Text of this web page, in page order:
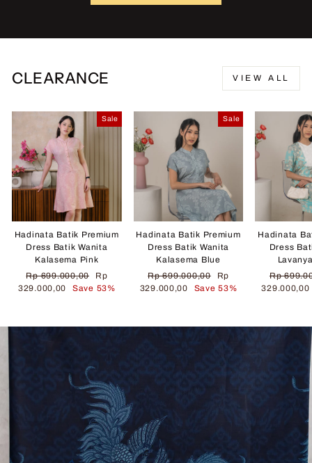
CLEARANCE VIEW ALL
Sale
Hadinata Batik Premium
Dress Batik Wanita
Kalasema Pink
Regular
price
Rp 699.000,00
Sale
price
Rp
329.000,00
Save 53%
Sale
Hadinata Batik Premium
Dress Batik Wanita
Kalasema Blue
Regular
price
Rp 699.000,00
Sale
price
Rp
329.000,00
Save 53%
Hadinata
Dress
Regular
price
Rp
329.000,00